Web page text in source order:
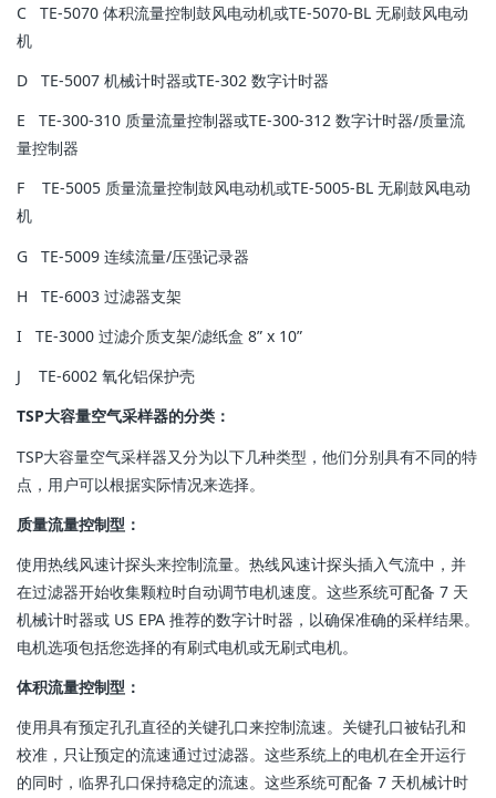
C TE-5070 体积流量控制鼓风电动机或TE-5070-BL 无刷鼓风电动
机
D TE-5007 机械计时器或TE-302 数字计时器
E TE-300-310 质量流量控制器或TE-300-312 数字计时器/质量流
量控制器
F TE-5005 质量流量控制鼓风电动机或TE-5005-BL 无刷鼓风电动
机
G TE-5009 连续流量/压强记录器
H TE-6003 过滤器支架
I TE-3000 过滤介质支架/滤纸盒 8” x 10”
J TE-6002 氧化铝保护壳
TSP大容量空气采样器的分类：
TSP大容量空气采样器又分为以下几种类型，他们分别具有不同的特
点，用户可以根据实际情况来选择。
质量流量控制型：
使用热线风速计探头来控制流量。热线风速计探头插入气流中，并
在过滤器开始收集颗粒时自动调节电机速度。这些系统可配备 7 天
机械计时器或 US EPA 推荐的数字计时器，以确保准确的采样结果。
电机选项包括您选择的有刷式电机或无刷式电机。
体积流量控制型：
使用具有预定孔孔直径的关键孔口来控制流速。关键孔口被钻孔和
校准，只让预定的流速通过过滤器。这些系统上的电机在全开运行
的同时，临界孔口保持稳定的流速。这些系统可配备 7 天机械计时